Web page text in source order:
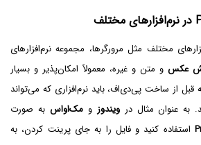
مختلف مثل مرورگرها، مجموعه نرم‌افزارهای
عکس و متن و غیره، معمولاً امکان‌پذیر و بسیار
از ساخت پی‌دی‌اف، باید نرم‌افزاری که می‌تواند
ویندوز ومک‌او‌اس به صورت
استفاده کنید و فایل را به جای پرینت کردن، به